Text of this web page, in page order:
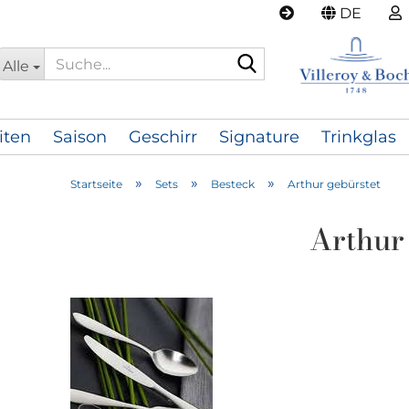
DE
Alle
Saison Geschirr Signature Trinkglas
Startseite » Sets » Besteck » Arthur gebürstet
Arthur